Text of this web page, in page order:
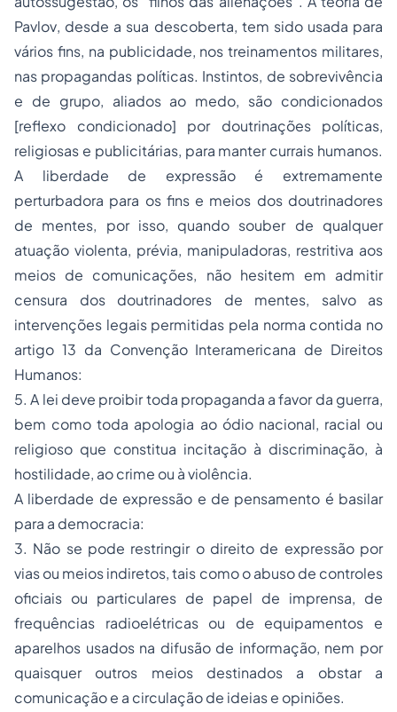
Pavlov, desde a sua descoberta, tem sido usada para
vários fins, na publicidade, nos treinamentos militares,
nas propagandas políticas. Instintos, de sobrevivência
e de grupo, aliados ao medo, são condicionados
[reflexo condicionado] por doutrinações políticas,
religiosas e publicitárias, para manter currais humanos.
A liberdade de expressão é extremamente
perturbadora para os fins e meios dos doutrinadores
de mentes, por isso, quando souber de qualquer
atuação violenta, prévia, manipuladoras, restritiva aos
meios de comunicações, não hesitem em admitir
censura dos doutrinadores de mentes, salvo as
intervenções legais permitidas pela norma contida no
artigo 13 da Convenção Interamericana de Direitos
Humanos:
5. A lei deve proibir toda propaganda a favor da guerra,
bem como toda apologia ao ódio nacional, racial ou
religioso que constitua incitação à discriminação, à
hostilidade, ao crime ou à violência.
A liberdade de expressão e de pensamento é basilar
para a democracia:
3. Não se pode restringir o direito de expressão por
vias ou meios indiretos, tais como o abuso de controles
oficiais ou particulares de papel de imprensa, de
frequências radioelétricas ou de equipamentos e
aparelhos usados na difusão de informação, nem por
quaisquer outros meios destinados a obstar a
comunicação e a circulação de ideias e opiniões.